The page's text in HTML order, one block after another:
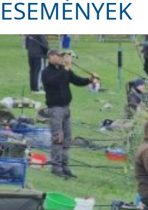
ESEMÉNYEK